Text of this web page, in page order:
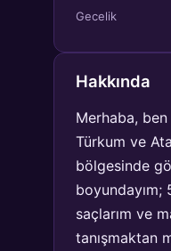
Gecelik
Hakkında
Merhaba, ben
Türkum ve
bölgesinde
boyundayım;
saçlarım ve
tanışmaktan